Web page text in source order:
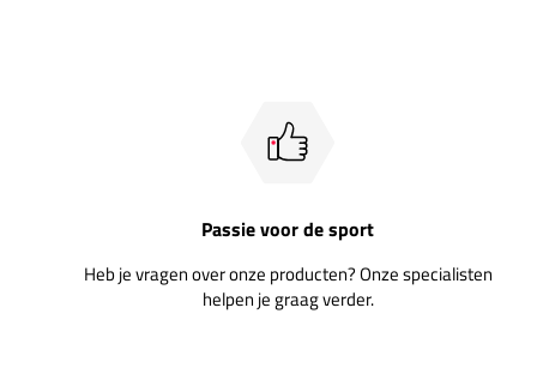
Passie voor de sport
Heb je vragen over onze producten? Onze specialisten
helpen je graag verder.